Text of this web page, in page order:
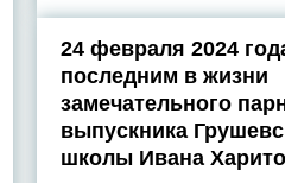
24 февраля 2024
последним в жизни
замечательного
выпускника
школы Ивана